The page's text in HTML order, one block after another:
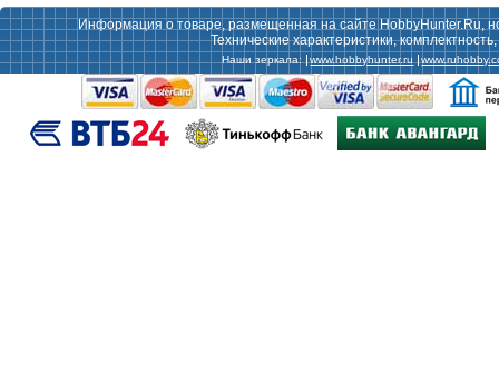
Информация о товаре, размещенная на сайте HobbyHunter.Ru,
Технические характеристики,
Наши зеркала: www.hobbyhunter.ru